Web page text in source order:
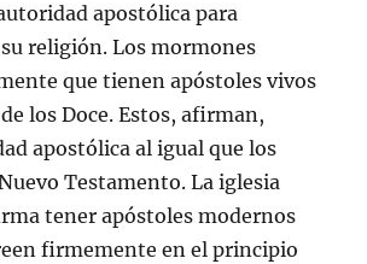
apostólica para
religión. Los mormones
que tienen apóstoles vivos
los Doce. Estos, afirman,
apostólica al igual que los
Testamento. La iglesia
tener apóstoles modernos
firmemente en el principio